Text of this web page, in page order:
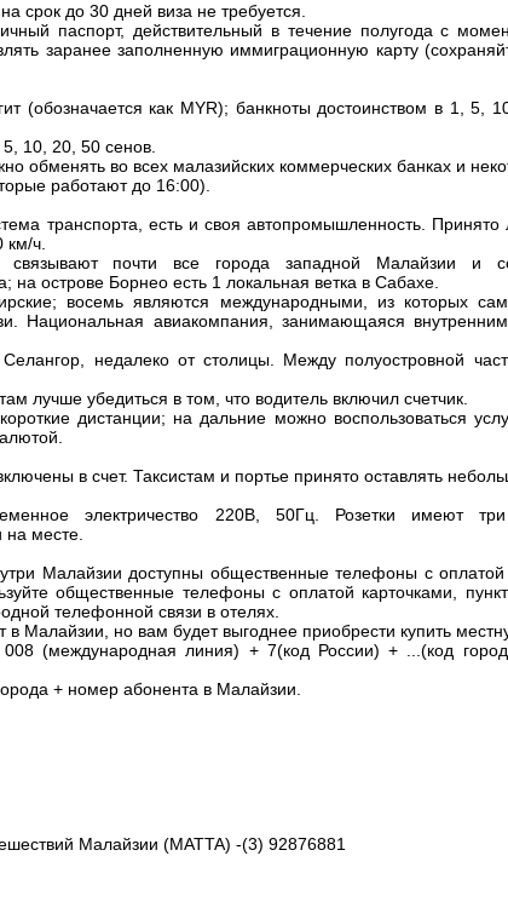
срок до 30 дней виза не требуется.
паспорт, действительный в течение полугода с
заранее заполненную иммиграционную карту
(обозначается как MYR); банкноты достоинством в 1, 5,
10, 20, 50 сенов.
обменять во всех малазийских коммерческих банках и
работают до 16:00).
транспорта, есть и своя автопромышленность. Принято
км/ч.
почти все города западной Малайзии и
острове Борнео есть 1 локальная ветка в Сабахе.
восемь являются международными, из которых
Национальная авиакомпания, занимающаяся
недалеко от столицы. Между полуостровной
лучше убедиться в том, что водитель включил счетчик.
дистанции; на дальние можно воспользоваться
в счет. Таксистам и портье принято оставлять
электричество 220В, 50Гц. Розетки имеют
месте.
Малайзии доступны общественные телефоны с
общественные телефоны с оплатой карточками,
телефонной связи в отелях.
Малайзии, но вам будет выгоднее приобрести купить
(международная линия) + 7(код России) + ...(код
+ номер абонента в Малайзии.
Малайзии (MATTA) -(3) 92876881